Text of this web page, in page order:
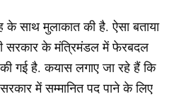
के साथ मुलाकात की है. ऐसा बताया
सरकार के मंत्रिमंडल में फेरबदल
गई है. कयास लगाए जा रहे हैं कि
में सम्मानित पद पाने के लिए